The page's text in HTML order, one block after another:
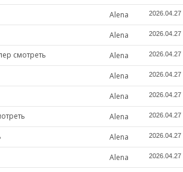
Alena 2026.04.27
Alena 2026.04.27
смотреть Alena 2026.04.27
Alena 2026.04.27
Alena 2026.04.27
Alena 2026.04.27
Alena 2026.04.27
Alena 2026.04.27